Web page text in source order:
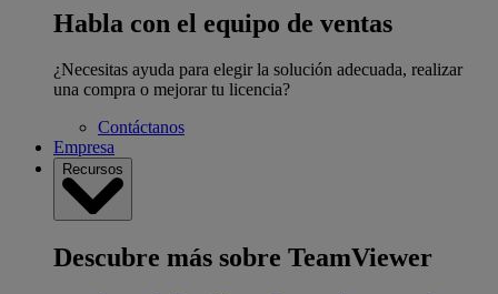
Habla con el equipo de ventas
¿Necesitas ayuda para elegir la solución adecuada, realizar
una compra o mejorar tu licencia?
Contáctanos
Empresa
Recursos
Descubre más sobre TeamViewer